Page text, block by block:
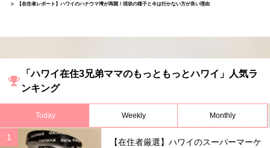
【在住者レポート】ハワイのハナウマ湾が再開！現状の様子と今は行かない方が良い理由
「ハワイ在住3兄弟ママのもっともっとハワイ」人気ラ
ンキング
Today Weekly Monthly
【在住者厳選】ハワイのスーパーマーケ